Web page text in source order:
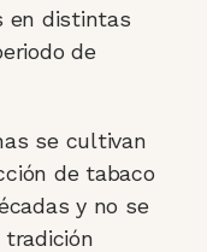
en distintas
de
se cultivan
de tabaco
y no se
tradición